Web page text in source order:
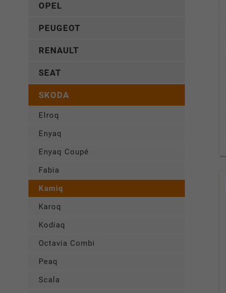
OPEL
PEUGEOT
RENAULT
SEAT
SKODA
Elroq
Enyaq
Enyaq Coupé
Fabia
Kamiq
Karoq
Kodiaq
Octavia Combi
Peaq
Scala